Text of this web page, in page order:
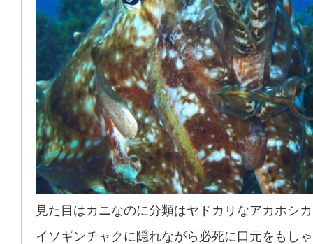
見た目はカニなのに分類はヤドカリなアカホシ
イソギンチャクに隠れながら必死に口元をもし